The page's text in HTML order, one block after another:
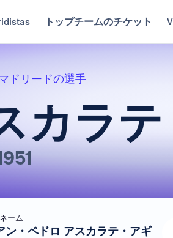
トップチームのチケット
ドリードの選手
カラテ
ーム
ン・ペドロ アスカラテ・アギ